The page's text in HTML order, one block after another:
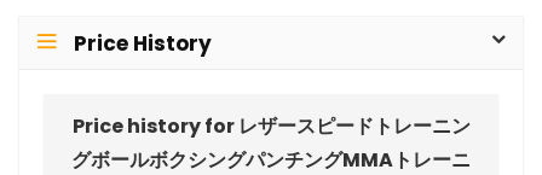
Price History
Price history for レザースピードトレーニン
グボールボクシングパンチングMMAトレーニ